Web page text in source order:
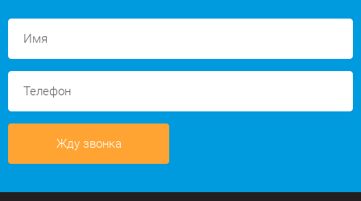
Жду звонка